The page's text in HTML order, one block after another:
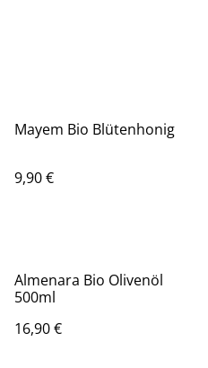
Mayem Bio Blütenhonig
9,90 €
Almenara Bio Olivenöl
500ml
16,90 €